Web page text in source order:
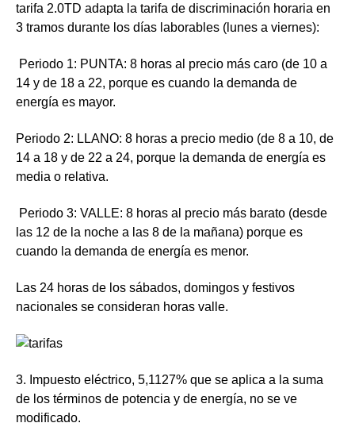
tarifa 2.0TD adapta la tarifa de discriminación horaria en
3 tramos durante los días laborables (lunes a viernes):
Periodo 1: PUNTA: 8 horas al precio más caro (de 10 a
14 y de 18 a 22, porque es cuando la demanda de
energía es mayor.
Periodo 2: LLANO: 8 horas a precio medio (de 8 a 10, de
14 a 18 y de 22 a 24, porque la demanda de energía es
media o relativa.
Periodo 3: VALLE: 8 horas al precio más barato (desde
las 12 de la noche a las 8 de la mañana) porque es
cuando la demanda de energía es menor.
Las 24 horas de los sábados, domingos y festivos
nacionales se consideran horas valle.
3. Impuesto eléctrico, 5,1127% que se aplica a la suma
de los términos de potencia y de energía, no se ve
modificado.